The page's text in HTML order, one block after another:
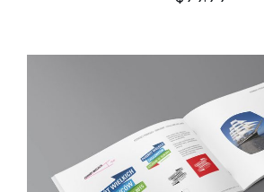
DODAJ DO KOSZYKA
SZCZEGÓŁY